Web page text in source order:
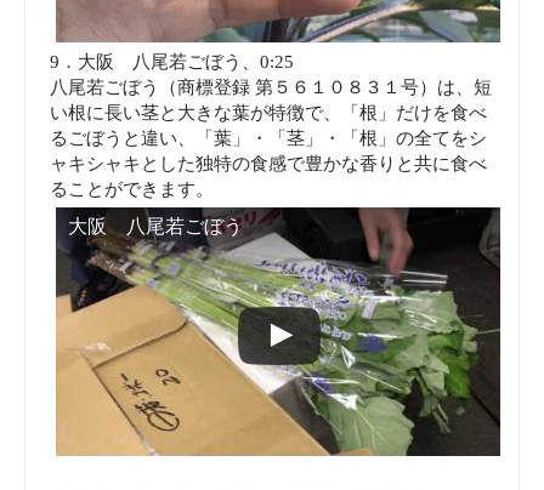
9．大阪 八尾若ごぼう、0:25
八尾若ごぼう（商標登録 第５６１０８３１号）は、短
い根に長い茎と大きな葉が特徴で、「根」だけを食べ
るごぼうと違い、「葉」・「茎」・「根」の全てをシ
ャキシャキとした独特の食感で豊かな香りと共に食べ
ることができます。
大阪 八尾若ごぼう